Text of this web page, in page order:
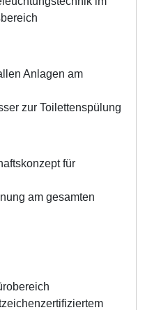
Anlagen am
zur Toilettenspülung
für
am gesamten